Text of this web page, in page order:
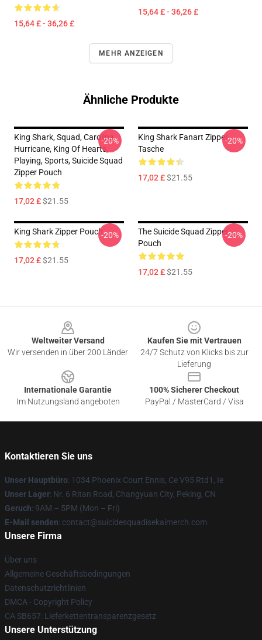
15,64 £ - 36,26 £
15,64 £ - 36,26 £
MEHR ANZEIGEN
Ähnliche Produkte
King Shark, Squad, Carolina
Hurricane, King Of Hearts,
Playing, Sports, Suicide Squad
Zipper Pouch
17,02 £$21.55
-20%
King Shark Fanart Zipper
Tasche
17,02 £$21.55
-20%
King Shark Zipper Pouch
17,02 £$21.55
-20%
The Suicide Squad Zipper
Pouch
17,02 £$21.55
-20%
Weltweiter Versand
Wir versenden in über 200 Länder
Kaufen Sie mit Vertrauen
24/7 Schutz von Klicks bis zur
Lieferung
Internationale Garantie
Im Nutzungsland angeboten
100% Sicherer Checkout
PayPal / MasterCard / Visa
Kontaktieren Sie uns
Unser Hauptbüro: 1034 Phoenix Court Ennis, Ce V95 Rtd1, Ie
Unser Lager: Nr. 6 Ritan Road, Changyuan City, Peking, CN
Geruch: 9AM – 5PM (Mon – Fri)
E-Mail senden: contact@suicidesquadisekaimerch.com
Unsere Firma
Über uns
Allgemeine Geschäftsbedingungen
Datenschutzrichtlinien
DMCA - Copyright Policy
CA SB657: Lieferkettentransparenzgesetz
Unsere Unterstützung